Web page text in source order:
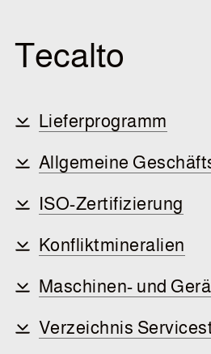
Barcode-Login
Shop
Die meistgesuchten Artikel mit
Tecalto
Lieferprogramm
Allgemeine
ISO-Zertifizierung
Konfliktmineralien
Maschinen- und
Verzeichnis